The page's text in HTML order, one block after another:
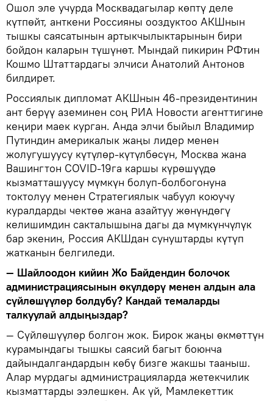
Ошол эле учурда Москвадагылар көптү деле
күтпөйт, анткени Россияны ооздуктоо АКШнын
тышкы саясатынын артыкчылыктарынын бири
бойдон каларын түшүнөт. Мындай пикирин РФтин
Кошмо Штаттардагы элчиси Анатолий Антонов
билдирет.
Россиялык дипломат АКШнын 46-президентинин
ант берүү аземинен соң РИА Новости агенттигине
кеңири маек курган. Анда элчи быйыл Владимир
Путиндин америкалык жаңы лидер менен
жолугушуусу күтүлөр-күтүлбөсүн, Москва жана
Вашингтон COVID-19га каршы күрөшүүдө
кызматташуусу мүмкүн болуп-болбогонуна
токтолуу менен Стратегиялык чабуул коюучу
куралдарды чектөө жана азайтуу жөнүндөгү
келишимдин сакталышына дагы да мүмкүнчүлүк
бар экенин, Россия АКШдан сунуштарды күтүп
жатканын белгиледи.
— Шайлоодон кийин Жо Байдендин болочок
администрациясынын өкүлдөрү менен алдын ала
сүйлөшүүлөр болдубу? Кандай темаларды
талкуулай алдыңыздар?
— Сүйлөшүүлөр болгон жок. Бирок жаңы өкмөттүн
курамындагы тышкы саясий багыт боюнча
дайындалгандардын көбү бизге жакшы тааныш.
Алар мурдагы администрацияларда жетекчилик
кызматтарды ээлешкен. Ак үй, Мамлекеттик